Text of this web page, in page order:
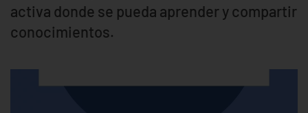
activa donde se pueda aprender y compartir
conocimientos.